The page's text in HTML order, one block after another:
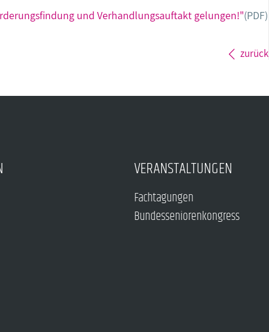
und Verhandlungsauftakt gelungen!"(PDF)
zurück
VERANSTALTUNGEN
Fachtagungen
Bundesseniorenkongress